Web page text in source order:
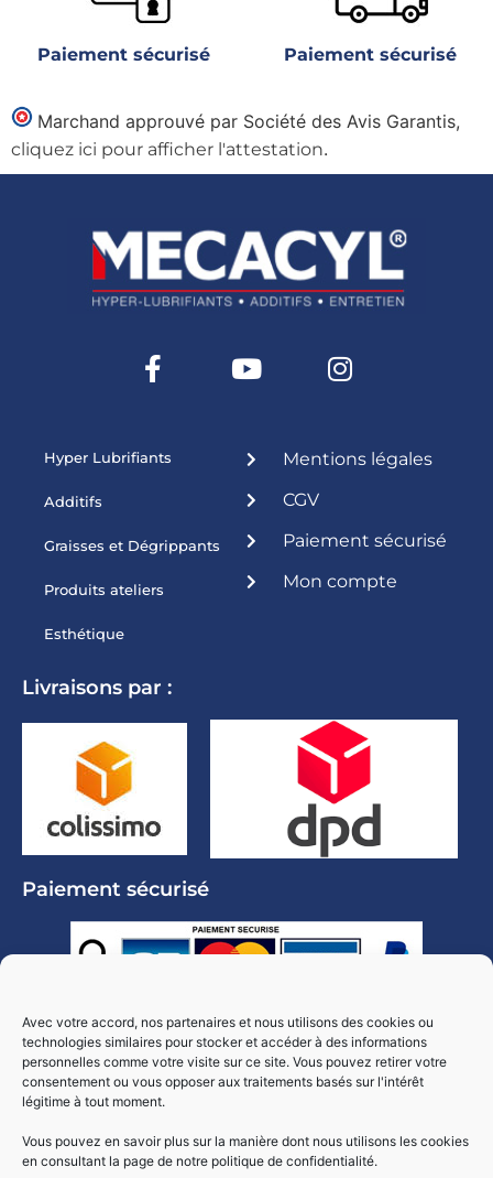
Avec votre accord, nos partenaires et nous utilisons des cookies ou
technologies similaires pour stocker et accéder à des informations
personnelles comme votre visite sur ce site. Vous pouvez retirer votre
consentement ou vous opposer aux traitements basés sur l'intérêt
légitime à tout moment.
Vous pouvez en savoir plus sur la manière dont nous utilisons les cookies
en consultant la page de notre politique de confidentialité.
Paiement sécurisé Paiement sécurisé
Marchand approuvé par Société des Avis Garantis,
cliquez ici pour afficher l'attestation.
Hyper Lubrifiants
Additifs
Graisses et Dégrippants
Produits ateliers
Esthétique
Mentions légales
CGV
Paiement sécurisé
Mon compte
Livraisons par :
Paiement sécurisé
Copyright© - Réalisé by ClictoutDEV.2024